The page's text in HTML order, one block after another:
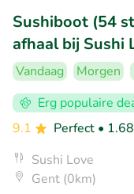
Sushiboot (54
afhaal bij Sushi
Vandaag Morgen
Erg populaire
9.1
Perfect •
Sushi Love
Gent (0km)